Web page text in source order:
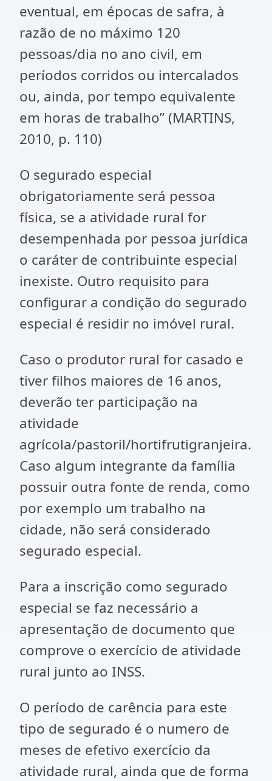
eventual, em épocas de safra, à
razão de no máximo 120
pessoas/dia no ano civil, em
períodos corridos ou intercalados
ou, ainda, por tempo equivalente
em horas de trabalho” (MARTINS,
2010, p. 110)
O segurado especial
obrigatoriamente será pessoa
física, se a atividade rural for
desempenhada por pessoa jurídica
o caráter de contribuinte especial
inexiste. Outro requisito para
configurar a condição do segurado
especial é residir no imóvel rural.
Caso o produtor rural for casado e
tiver filhos maiores de 16 anos,
deverão ter participação na
atividade
agrícola/pastoril/hortifrutigranjeira.
Caso algum integrante da família
possuir outra fonte de renda, como
por exemplo um trabalho na
cidade, não será considerado
segurado especial.
Para a inscrição como segurado
especial se faz necessário a
apresentação de documento que
comprove o exercício de atividade
rural junto ao INSS.
O período de carência para este
tipo de segurado é o numero de
meses de efetivo exercício da
atividade rural, ainda que de forma